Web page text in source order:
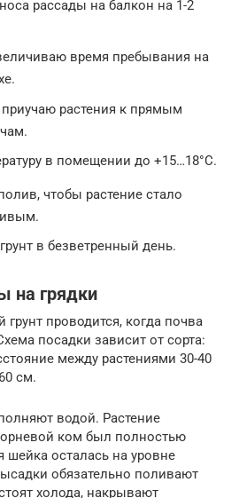
рассады на балкон на 1-2
время пребывания на
растения к прямым
в помещении до +15…18°C.
чтобы растение стало
в безветренный день.
на грядки
проводится, когда почва
посадки зависит от сорта:
между растениями 30-40
см.
водой. Растение
ком был полностью
шейка осталась на уровне
обязательно поливают
холода, накрывают